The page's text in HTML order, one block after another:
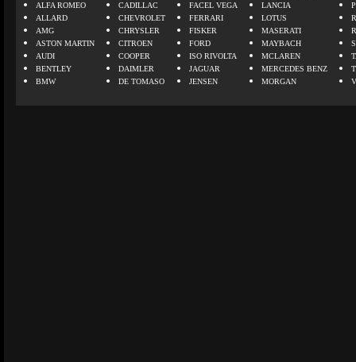
ALFA ROMEO
ALLARD
AMG
ASTON MARTIN
AUDI
BENTLEY
BMW
CADILLAC
CHEVROLET
CHRYSLER
CITROEN
COOPER
DAIMLER
DE TOMASO
FACEL VEGA
FERRARI
FISKER
FORD
ISO RIVOLTA
JAGUAR
JENSEN
LANCIA
LOTUS
MASERATI
MAYBACH
MCLAREN
MERCEDES BENZ
MORGAN